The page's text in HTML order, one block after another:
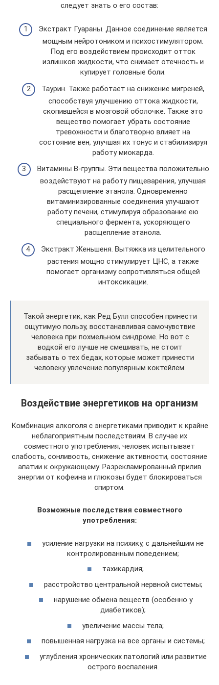
следует знать о его состав:
Экстракт Гуараны. Данное соединение является
мощным нейротоником и психостимулятором.
Под его воздействием происходит отток
излишков жидкости, что снимает отечность и
купирует головные боли.
Таурин. Также работает на снижение мигреней,
способствуя улучшению оттока жидкости,
скопившейся в мозговой оболочке. Также это
вещество помогает убрать состояние
тревожности и благотворно влияет на
состояние вен, улучшая их тонус и стабилизируя
работу миокарда.
Витамины В-группы. Эти вещества положительно
воздействуют на работу пищеварения, улучшая
расщепление этанола. Одновременно
витаминизированные соединения улучшают
работу печени, стимулируя образование ею
специального фермента, ускоряющего
расщепление этанола.
Экстракт Женьшеня. Вытяжка из целительного
растения мощно стимулирует ЦНС, а также
помогает организму сопротивляться общей
интоксикации.
Такой энергетик, как Ред Булл способен принести
ощутимую пользу, восстанавливая самочувствие
человека при похмельном синдроме. Но вот с
водкой его лучше не смешивать, не стоит
забывать о тех бедах, которые может принести
человеку увлечение популярным коктейлем.
Воздействие энергетиков на организм
Комбинация алкоголя с энергетиками приводит к крайне
неблагоприятным последствиям. В случае их
совместного употребления, человек испытывает
слабость, сонливость, снижение активности, состояние
апатии к окружающему. Разрекламированный прилив
энергии от кофеина и глюкозы будет блокироваться
спиртом.
Возможные последствия совместного
употребления:
усиление нагрузки на психику, с дальнейшим не
контролированным поведением;
тахикардия;
расстройство центральной нервной системы;
нарушение обмена веществ (особенно у
диабетиков);
увеличение массы тела;
повышенная нагрузка на все органы и системы;
углубления хронических патологий или развитие
острого воспаления.